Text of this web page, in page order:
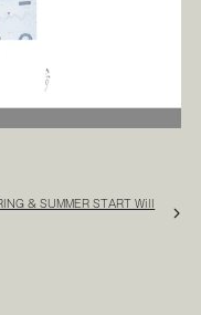
& SUMMER START Will